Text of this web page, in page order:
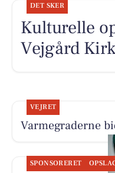
DET SKER
Kulturelle
Vejgård
VEJRET
Varmegraderne
SPONSORERET